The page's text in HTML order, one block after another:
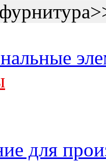
для